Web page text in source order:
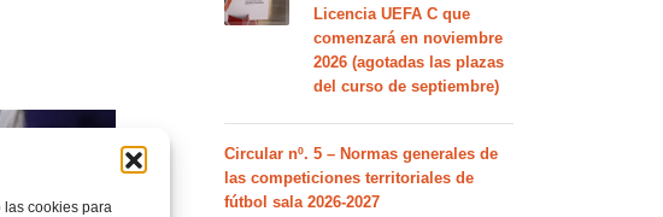
cookies para
Licencia UEFA C que
comenzará en noviembre
2026 (agotadas las plazas
del curso de septiembre)
Circular nº. 5 – Normas generales de
las competiciones territoriales de
fútbol sala 2026-2027